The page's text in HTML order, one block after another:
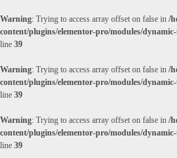
Warning: Trying to access array offset on false in /
content/plugins/elementor-pro/modules/
line 39
Warning: Trying to access array offset on false in /
content/plugins/elementor-pro/modules/
line 39
Warning: Trying to access array offset on false in /
content/plugins/elementor-pro/modules/
line 39